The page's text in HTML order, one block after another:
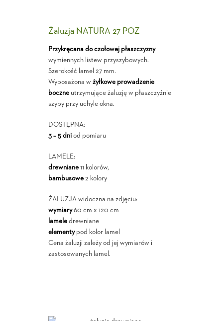
Żaluzja NATURA 27 POZ
Przykręcana do czołowej płaszczyzny
wymiennych listew przyszybowych.
Szerokość lamel 27 mm.
Wyposażona w żyłkowe prowadzenie
boczneutrzymujące żaluzję w płaszczyźnie
szyby przy uchyle okna.
DOSTĘPNA:
3 – 5 dniod pomiaru
LAMELE:
drewniane11 kolorów,
bambusowe2 kolory
ŻALUZJA widoczna na zdjęciu:
wymiary60 cm x 120 cm
lameledrewniane
elementypod kolor lamel
Cena żaluzji zależy od jej wymiarów i
zastosowanych lamel.